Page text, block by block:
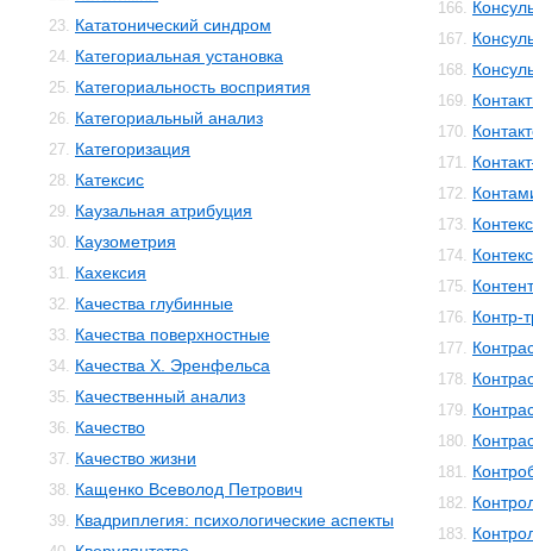
23. Кататонический синдром
24. Категориальная установка
25. Категориальность восприятия
26. Категориальный анализ
27. Категоризация
28. Катексис
29. Каузальная атрибуция
30. Каузометрия
31. Кахексия
32. Качества глубинные
33. Качества поверхностные
34. Качества Х. Эренфельса
35. Качественный анализ
36. Качество
37. Качество жизни
38. Кащенко Всеволод Петрович
39. Квадриплегия: психологические аспекты
166.
167.
168.
169.
170.
171.
172.
173.
174.
175.
176. Контр-
177.
178.
179.
180.
181.
182.
183.